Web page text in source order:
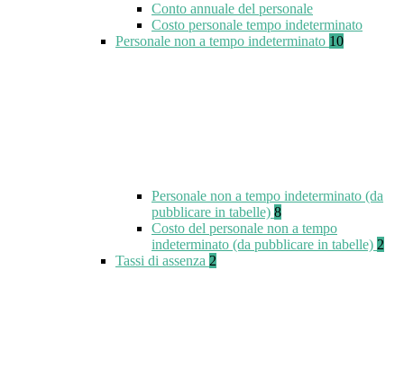
Conto annuale del personale
Costo personale tempo indeterminato
Personale non a tempo indeterminato 10
Personale non a tempo indeterminato (da
pubblicare in tabelle) 8
Costo del personale non a tempo
indeterminato (da pubblicare in tabelle) 2
Tassi di assenza 2